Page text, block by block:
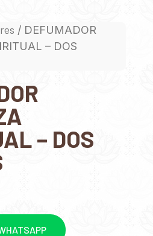
/ DEFUMADOR
– DOS
– DOS